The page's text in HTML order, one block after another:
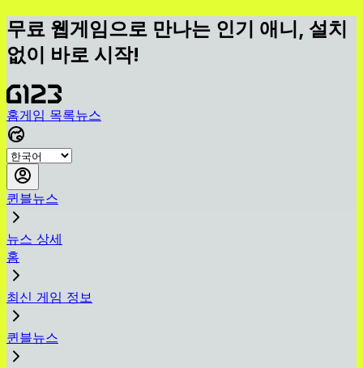
무료 웹게임으로 만나는 인기 애니, 설치
없이 바로 시작!
홈게임 목록뉴스
퀸블뉴스
뉴스 상세
홈
최신 게임 정보
퀸블뉴스